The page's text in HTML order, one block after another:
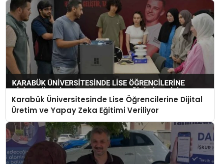
Karabük Üniversitesinde Lise Öğrencilerine Dijital
Üretim ve Yapay Zeka Eğitimi Veriliyor